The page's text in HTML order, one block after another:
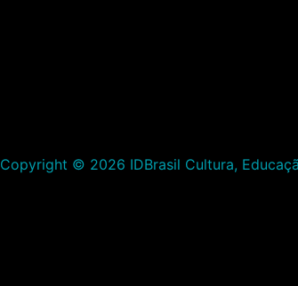
Copyright © 2026 IDBrasil Cultura,